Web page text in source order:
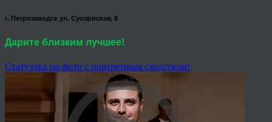
г. Петрозаводск ул. Суоярвская, 8
Дарите близким лучшее!
Статуэтка по фото с портретным сходством!